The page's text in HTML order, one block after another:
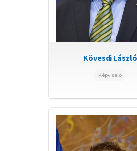
Kövesdi László
Képviselő